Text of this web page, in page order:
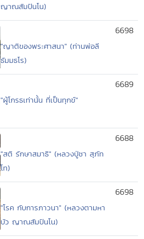
ญาณสัมปันโน)
"ญาติของพระศาสนา" (ท่านพ่อลี
ธัมมธโร)
6698
"ผู้โกรธเท่านั้น ที่เป็นทุกข์"
6689
"สติ รักษาสมาธิ" (หลวงปู่ชา สุภัท
โท)
6688
"โรค กับการภาวนา" (หลวงตามหา
บัว ญาณสัมปันโน)
6698